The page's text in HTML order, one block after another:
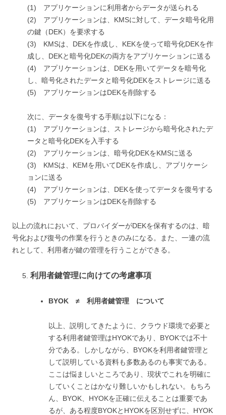
(1) アプリケーションに利用者からデータが送られる
(2) アプリケーションは、KMSに対して、データ暗号化用
の鍵（DEK）を要求する
(3) KMSは、DEKを作成し、KEKを使って暗号化DEKを作
成し、DEKと暗号化DEKの両方をアプリケーションに送る
(4) アプリケーションは、DEKを用いてデータを暗号化
し、暗号化されたデータと暗号化DEKをストレージに送る
(5) アプリケーションはDEKを削除する
次に、データを復号する手順は以下になる：
(1) アプリケーションは、ストレージから暗号化されたデ
ータと暗号化DEKを入手する
(2) アプリケーションは、暗号化DEKをKMSに送る
(3) KMSは、KEMを用いてDEKを作成し、アプリケーシ
ョンに送る
(4) アプリケーションは、DEKを使ってデータを復号する
(5) アプリケーションはDEKを削除する
以上の流れにおいて、プロバイダーがDEKを保有するのは、暗
号化および復号の作業を行うときのみになる。また、一連の流
れとして、利用者が鍵の管理を行うことができる。
利用者鍵管理に向けての考慮事項
BYOK ≠ 利用者鍵管理 について
以上、説明してきたように、クラウド環境で必要と
する利用者鍵管理はHYOKであり、BYOKでは不十
分である。しかしながら、BYOKを利用者鍵管理と
して説明している資料も多数あるのも事実である。
ここは悩ましいところであり、現状でこれを明確に
していくことはかなり難しいかもしれない。もちろ
ん、BYOK、HYOKを正確に伝えることは重要であ
るが、ある程度BYOKとHYOKを区別せずに、HYOK